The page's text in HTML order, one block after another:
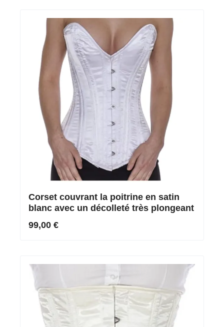
Corset couvrant la poitrine en satin
blanc avec un décolleté très plongeant
99,00 €